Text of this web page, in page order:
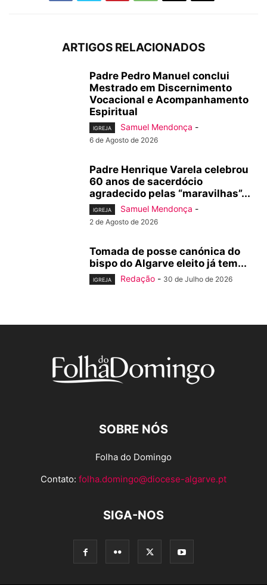
ARTIGOS RELACIONADOS
Padre Pedro Manuel conclui
Mestrado em Discernimento
Vocacional e Acompanhamento
Espiritual
IGREJA Samuel Mendonça -
6 de Agosto de 2026
Padre Henrique Varela celebrou
60 anos de sacerdócio
agradecido pelas “maravilhas”...
IGREJA Samuel Mendonça -
2 de Agosto de 2026
Tomada de posse canónica do
bispo do Algarve eleito já tem...
IGREJA Redação - 30 de Julho de 2026
SOBRE NÓS
Folha do Domingo
Contato: folha.domingo@diocese-algarve.pt
SIGA-NOS